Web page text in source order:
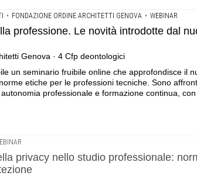
• FONDAZIONE ORDINE ARCHITETTI GENOVA • WEBINAR
professione. Le novità introdotte dal
Genova · 4 Cfp deontologici
un seminario fruibile online che approfondisce il
etiche per le professioni tecniche. Sono
professionale e formazione continua,
privacy nello studio professionale: